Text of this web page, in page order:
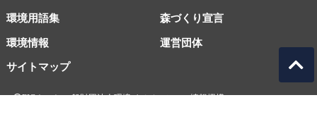
環境用語集 森づくり宣言
環境情報
サイトマップ
運営団体
EICネット 一般財団法人環境イノベーション情報機構